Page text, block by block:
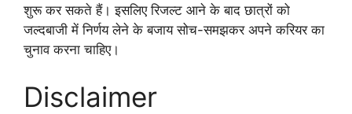
शुरू कर सकते हैं। इसलिए रिजल्ट आने के बाद छात्रों को
जल्दबाजी में निर्णय लेने के बजाय सोच-समझकर अपने करियर का
चुनाव करना चाहिए।
Disclaimer